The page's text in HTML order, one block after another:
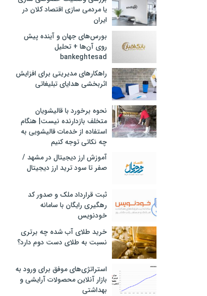
یا مردمی سازی اقتصاد کلان در
ایران
بورس‌های جهان و آینده پیش
روی آن‌ها + تحلیل
bankeghtesad
راهکارهای مدیریتی برای افزایش
اثربخشی هدایای تبلیغاتی
نحوه برخورد با قالیشویان
متخلف بازدارنده نیست| هنگام
استفاده از خدمات قالیشویی به
چه نکاتی توجه کنیم
آموزش ارز دیجیتال در مشهد /
صفر تا سود ترید ارز دیجیتال
ثبت قرارداد ملک و صدور کد
رهگیری رایگان با سامانه
خودنویس
خرید طلای آب شده چه برتری
نسبت به طلای دست دوم دارد؟
استراتژی‌های موفق برای ورود به
بازار آنلاین محصولات آرایشی و
بهداشتی